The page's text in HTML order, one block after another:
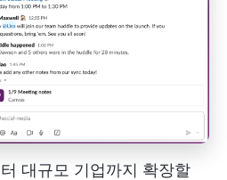
대규모 기업까지 확장할